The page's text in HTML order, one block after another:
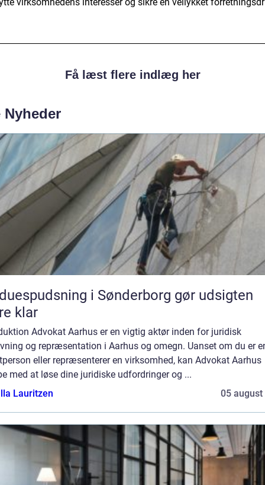
Få læst flere indlæg her
Nyheder
i Sønderborg gør udsigten
klar
Advokat Aarhus er en vigtig aktør inden for juridisk
og repræsentation i Aarhus og omegn. Uanset om du er
eller repræsenterer en virksomhed, kan Advokat Aarhus
med at løse dine juridiske udfordringer og ...
Lauritzen
05 august